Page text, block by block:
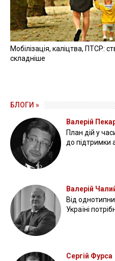
Мобілізація, каліцтва, ПТСР:
складніше
БЛОГИ »
Валерій
План дій у
до підтримки
Валерій
Від
Україні
Сергій Фурса